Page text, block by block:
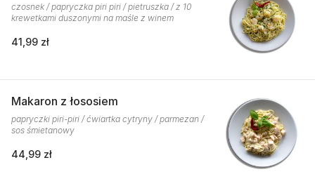
czosnek / papryczka piri piri / pietruszka / z 10
krewetkami duszonymi na maśle z winem
41,99 zł
Makaron z łososiem
papryczki piri-piri / ćwiartka cytryny / parmezan /
sos śmietanowy
44,99 zł